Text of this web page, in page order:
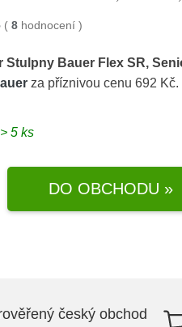
( 8 hodnocení)
Stulpny Bauer Flex SR,
za příznivou cenu 692 Kč.
5 ks
DO OBCHODU »
český obchod